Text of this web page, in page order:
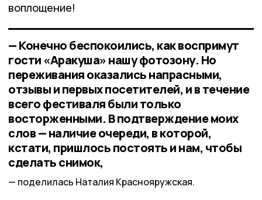
воплощение!
— Конечно беспокоились, как воспримут
гости «Аракуша» нашу фотозону. Но
переживания оказались напрасными,
отзывы и первых посетителей, и в течение
всего фестиваля были только
восторженными. В подтверждение моих
слов — наличие очереди, в которой,
кстати, пришлось постоять и нам, чтобы
сделать снимок,
поделилась Наталия Краснояружская.